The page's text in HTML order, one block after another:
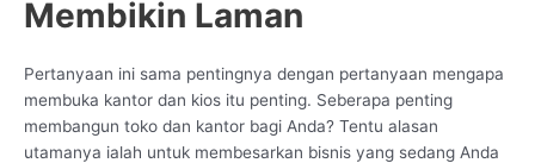
Membikin Laman
Pertanyaan ini sama pentingnya dengan pertanyaan mengapa
membuka kantor dan kios itu penting. Seberapa penting
membangun toko dan kantor bagi Anda? Tentu alasan
utamanya ialah untuk membesarkan bisnis yang sedang Anda